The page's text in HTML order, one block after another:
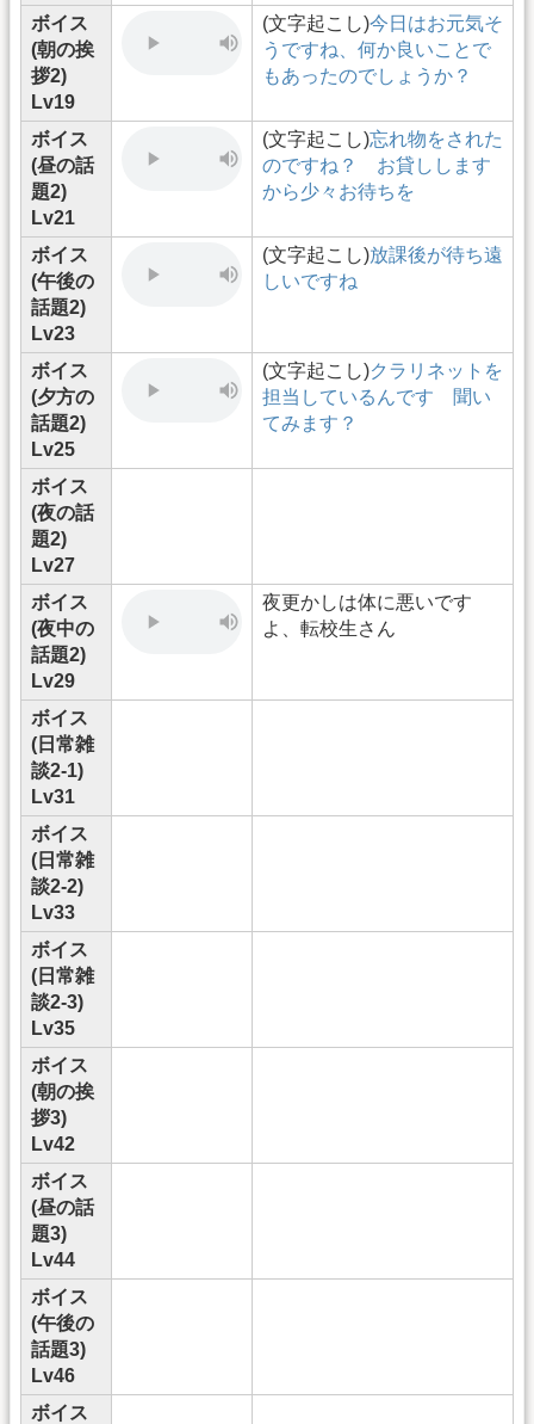
ボイス
(朝の挨
拶2)
Lv19
(文字起こし)今日はお元気そ
うですね、何か良いことで
もあったのでしょうか？
ボイス
(昼の話
題2)
Lv21
(文字起こし)忘れ物をされた
のですね？ お貸しします
から少々お待ちを
ボイス
(午後の
話題2)
Lv23
(文字起こし)放課後が待ち遠
しいですね
ボイス
(夕方の
話題2)
Lv25
(文字起こし)クラリネットを
担当しているんです 聞い
てみます？
ボイス
(夜の話
題2)
Lv27
ボイス
(夜中の
話題2)
Lv29
夜更かしは体に悪いです
よ、転校生さん
ボイス
(日常雑
談2-1)
Lv31
ボイス
(日常雑
談2-2)
Lv33
ボイス
(日常雑
談2-3)
Lv35
ボイス
(朝の挨
拶3)
Lv42
ボイス
(昼の話
題3)
Lv44
ボイス
(午後の
話題3)
Lv46
ボイス